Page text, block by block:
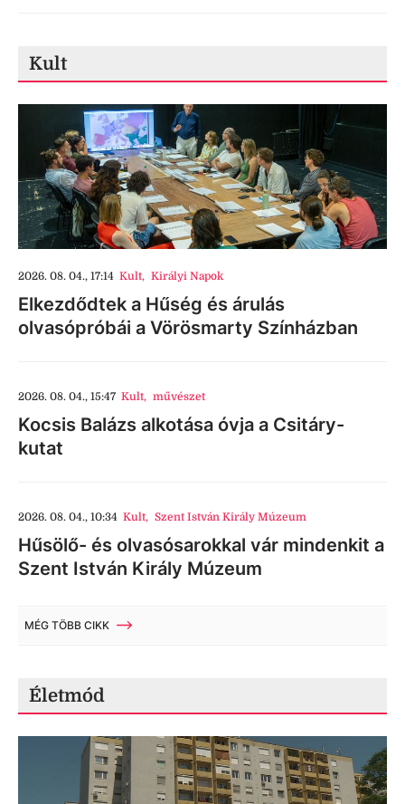
Kult
2026. 08. 04., 17:14 Kult, Királyi Napok
Elkezdődtek a Hűség és árulás
olvasópróbái a Vörösmarty Színházban
2026. 08. 04., 15:47 Kult, művészet
Kocsis Balázs alkotása óvja a Csitáry-
kutat
2026. 08. 04., 10:34 Kult, Szent István Király Múzeum
Hűsölő- és olvasósarokkal vár mindenkit a
Szent István Király Múzeum
MÉG TÖBB CIKK
Életmód